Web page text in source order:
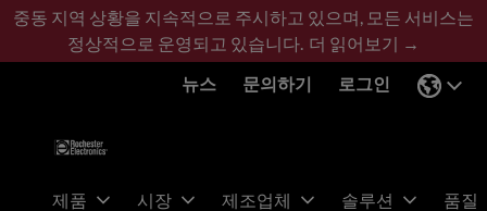
기
콘
바
글
중동 지역 상황을 지속적으로 주시하고 있으며, 모든 서비스는
정상적으로 운영되고 있습니다. 더 읽어보기 →
뉴스
문의하기 로그인
제품 시장 제조업체 솔루션
품질